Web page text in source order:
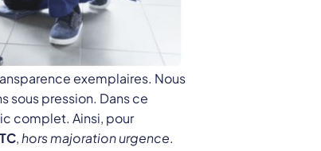
exemplaires. Nous
sous pression. Dans ce
complet. Ainsi, pour
,hors majoration urgence.